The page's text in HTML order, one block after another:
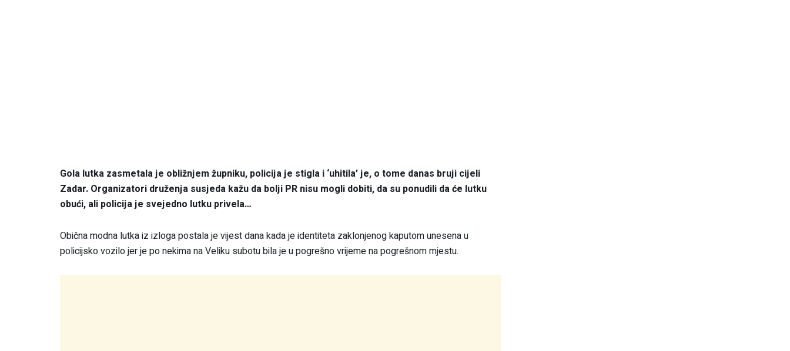
Gola lutka zasmetala je obližnjem župniku, policija je stigla i ‘uhitila’ je, o tome danas bruji cijeli
Zadar. Organizatori druženja susjeda kažu da bolji PR nisu mogli dobiti, da su ponudili da će lutku
obući, ali policija je svejedno lutku privela…
Obična modna lutka iz izloga postala je vijest dana kada je identiteta zaklonjenog kaputom unesena u
policijsko vozilo jer je po nekima na Veliku subotu bila je u pogrešno vrijeme na pogrešnom mjestu.